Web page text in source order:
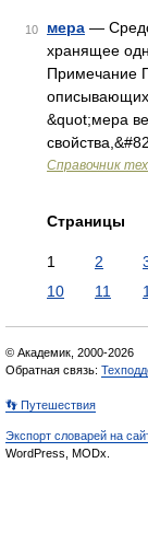
10 мера —
хранящее
Примечание
описывающих
&quot;мера
Справочник
Страницы
1 2
10
11
© Академик, 2000-2026
Обратная связь:
👣 Путешествия
Экспорт словарей на
WordPress, MODx.